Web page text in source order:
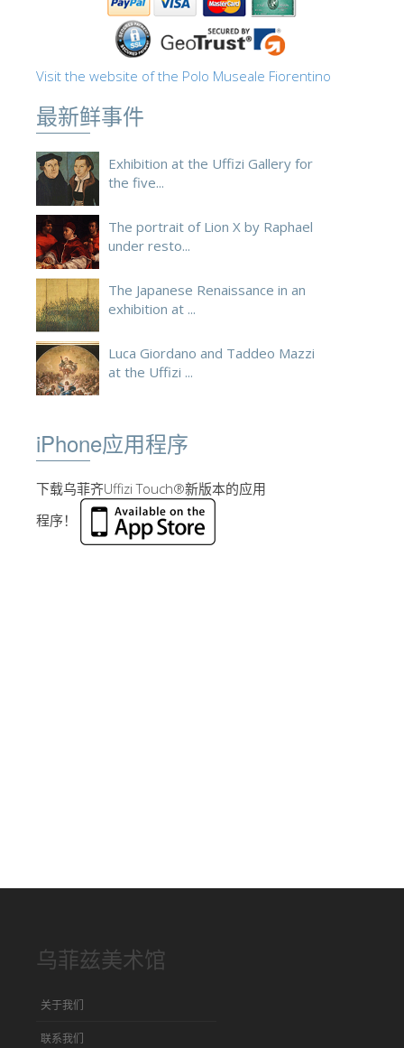
ESPAÑOL
Visit the website of the Polo Museale Fiorentino
最新鲜事件
Exhibition at the Uffizi Gallery for
the five...
The portrait of Lion X by Raphael
under resto...
The Japanese Renaissance in an
exhibition at ...
Luca Giordano and Taddeo Mazzi
at the Uffizi ...
iPhone应用程序
下载乌菲齐Uffizi Touch®新版本的应用
程序！
乌菲兹美术馆
关于我们
联系我们